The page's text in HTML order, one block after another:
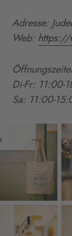
Adresse:
Web: https://
Di-Fr: 11:00-
Sa: 11:00-